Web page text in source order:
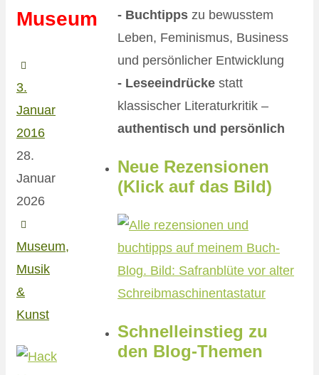
Museum
3.
Januar
2016
28.
Januar
2026
Museum,
Musik
&
Kunst
- Buchtipps zu bewusstem
Leben, Feminismus, Business
und persönlicher Entwicklung
- Leseeindrücke statt
klassischer Literaturkritik –
authentisch und persönlich
Neue Rezensionen
(Klick auf das Bild)
Schnelleinstieg zu
den Blog-Themen